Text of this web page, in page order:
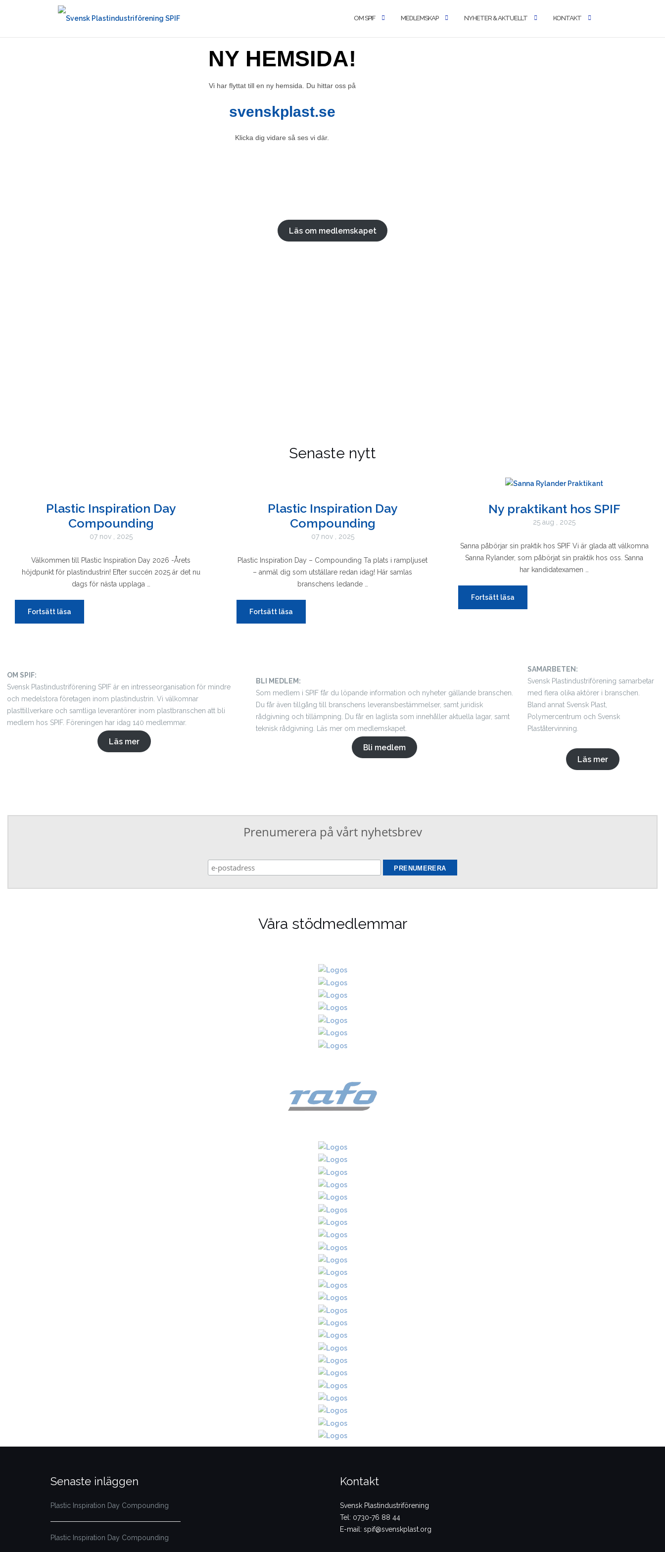
OM SPIF MEDLEMSKAP NYHETER & AKTUELLT KONTAKT
NY HEMSIDA!
Vi har flyttat till en ny hemsida. Du hittar oss på
svenskplast.se
Klicka dig vidare så ses vi där.
Läs om medlemskapet
Senaste nytt
Plastic Inspiration Day
Compounding
07 nov , 2025
Välkommen till Plastic Inspiration Day 2026 -Årets
höjdpunkt för plastindustrin! Efter succén 2025 är det nu
dags för nästa upplaga …
Fortsätt läsa
Plastic Inspiration Day
Compounding
07 nov , 2025
Plastic Inspiration Day – Compounding Ta plats i rampljuset
– anmäl dig som utställare redan idag! Här samlas
branschens ledande …
Fortsätt läsa
Ny praktikant hos SPIF
25 aug , 2025
Sanna påbörjar sin praktik hos SPIF Vi är glada att välkomna
Sanna Rylander, som påbörjat sin praktik hos oss. Sanna
har kandidatexamen …
Fortsätt läsa
OM SPIF:
Svensk Plastindustriförening SPIF är en intresseorganisation för mindre
och medelstora företagen inom plastindustrin. Vi välkomnar
plasttillverkare och samtliga leverantörer inom plastbranschen att bli
medlem hos SPIF. Föreningen har idag 140 medlemmar.
Läs mer
BLI MEDLEM:
Som medlem i SPIF får du löpande information och nyheter gällande branschen.
Du får även tillgång till branschens leveransbestämmelser, samt juridisk
rådgivning och tillämpning. Du får en laglista som innehåller aktuella lagar, samt
teknisk rådgivning. Läs mer om medlemskapet.
Bli medlem
SAMARBETEN:
Svensk Plastindustriförening samarbetar
med flera olika aktörer i branschen.
Bland annat Svensk Plast,
Polymercentrum och Svensk
Plaståtervinning.
Läs mer
Prenumerera på vårt nyhetsbrev
Våra stödmedlemmar
Senaste inläggen
Plastic Inspiration Day Compounding
Plastic Inspiration Day Compounding
Kontakt
Svensk Plastindustriförening
Tel: 0730-76 88 44
E-mail: spif@svenskplast.org